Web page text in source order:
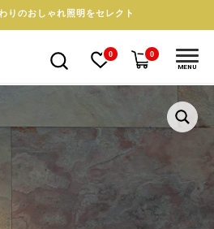
りのおしゃれ照明をセレクト
0 0
MENU